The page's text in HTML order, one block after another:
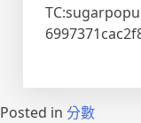
Posted in 分數